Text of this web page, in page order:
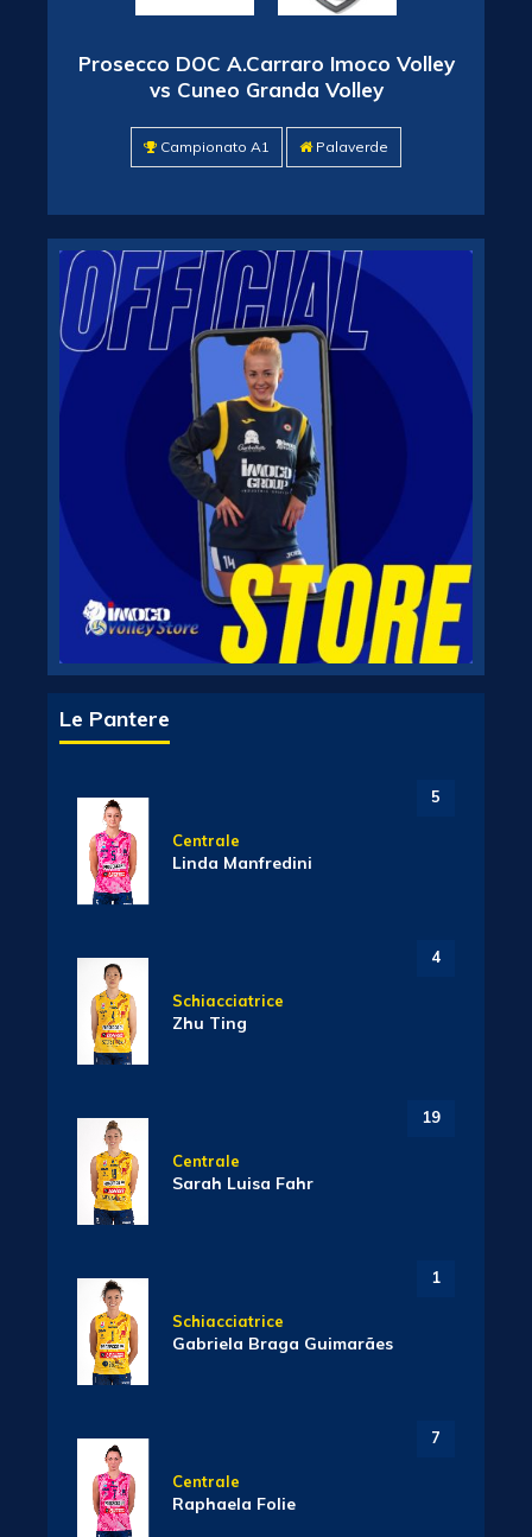
Prosecco DOC A.Carraro Imoco Volley
vs Cuneo Granda Volley
Campionato A1 Palaverde
Le Pantere
5
Centrale
Linda Manfredini
4
Schiacciatrice
Zhu Ting
19
Centrale
Sarah Luisa Fahr
1
Schiacciatrice
Gabriela Braga Guimarães
7
Centrale
Raphaela Folie